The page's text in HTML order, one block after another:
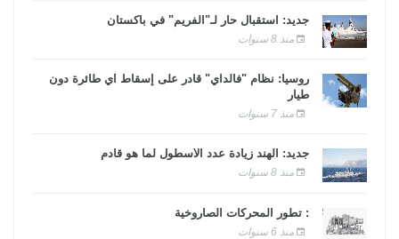
جديد: استقبال حار لـ"الفريم" في باكستان
منذ 8 سنوات
روسيا: نظام "فالداي" قادر على إسقاط أي طائرة دون
طيار
منذ 7 سنوات
جديد: الهند زيادة عدد الأسطول لما هو قادم
منذ 8 سنوات
: تطور المحركات الصاروخية
منذ 6 سنوات